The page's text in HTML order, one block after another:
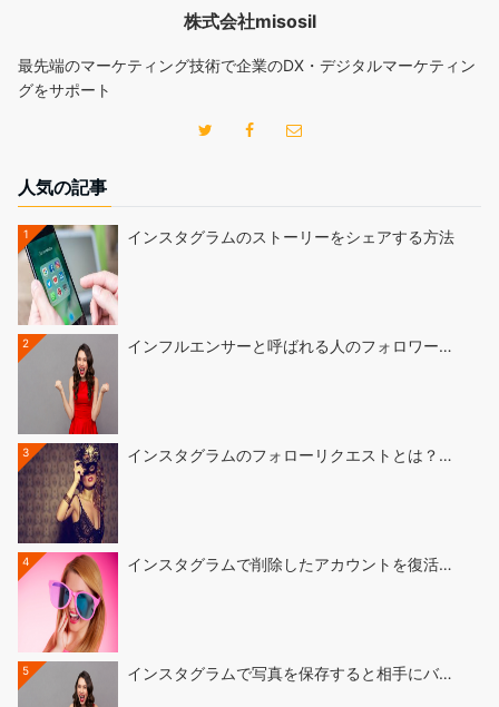
株式会社misosil
最先端のマーケティング技術で企業のDX・デジタルマーケティン
グをサポート
人気の記事
1 インスタグラムのストーリーをシェアする方法
2 インフルエンサーと呼ばれる人のフォロワー…
3 インスタグラムのフォローリクエストとは？…
4 インスタグラムで削除したアカウントを復活…
5 インスタグラムで写真を保存すると相手にバ…